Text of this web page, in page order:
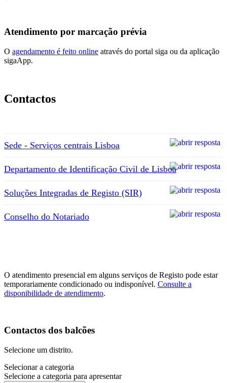
Atendimento por marcação prévia
O agendamento é feito online através do portal siga ou da aplicação
sigaApp.
Contactos
Sede - Serviços centrais Lisboa
Departamento de Identificação Civil de Lisboa
Soluções Integradas de Registo (SIR)
Conselho do Notariado
O atendimento presencial em alguns serviços de Registo pode estar
temporariamente condicionado ou indisponível. Consulte a
disponibilidade de atendimento.
Contactos dos balcões
Selecione um distrito.
Selecionar a categoria
Selecione a categoria para apresentar